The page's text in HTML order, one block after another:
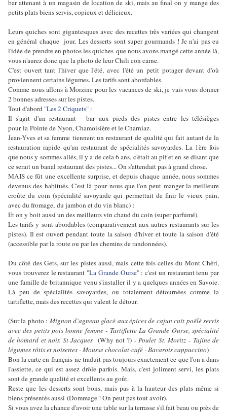
bar attenant à un magasin de location de ski, mais au final on y mange des
petits plats biens servis, copieux et délicieux.
Leurs quiches sont gigantesques avec des recettes très variées qui changent
en général chaque jour. Les desserts sont super gourmands ! Je n'ai pas eu
l'idée de prendre en photos les quiches que nous avons mangé cette année là,
vous n'aurez donc que la photo de leur Chili con carne.
C'est ouvert tant l'hiver que l'été, avec l'été un petit potager devant d'où
proviennent certains légumes. Les tarifs sont abordables.
Comme nous allons à Morzine pour les vacances de ski, je vais vous donner
2 bonnes adresses sur les pistes.
Tout d'abord "Les 2 Criquets" :
Il s'agit d'un restaurant - bar aux pieds des pistes entre les télésièges
pour la Pointe de Nyon, Chamoisière et le Charniaz.
Jean-Yves et sa femme tiennent un restaurant de qualité qui fait autant de la
restauration rapide qu'un restaurant de spécialités savoyardes. La 1ère fois
que nous y sommes allés, il y a de cela 6 ans, c'était au pif et en se disant que
ce serait un banal restaurant des pistes... On s'attendait pas à grand chose.
MAIS ce fût une excellente surprise, et depuis chaque année, nous sommes
devenus des habitués. C'est là pour nous que l'on peut manger la meilleure
croûte du coin (spécialité savoyarde qui permettait de finir le vieux pain,
avec du fromage, du jambon et du vin blanc) :
Et on y boit aussi un des meilleurs vin chaud du coin (super parfumé).
Les tarifs y sont abordables (comparativement aux autres restaurants sur les
pistes). Il est ouvert pendant toute la saison d'hiver et toute la saison d'été
(accessible par la route ou par les chemins de randonnées).
Du côté des Gets, sur les pistes aussi, mais cette fois celles du Mont Chéri,
vous trouverez le restaurant "La Grande Ourse" : c'est un restaurant tenu par
une famille de britannique venu s'installer il y a quelques années en Savoie.
Là peu de spécialités savoyardes, ou totalement détournées comme la
tartiflette, mais des recettes qui valent le détour.
(Sur la photo : Mignon d’agneau glacé aux épices de cajun cuit poêlé servis
avec des petits pois bonne femme - Tartiflette La Grande Ourse, spécialité
de homard et noix St Jacques (Why not ?) - Poulet St. Moritz - Tajine de
légumes rôtis et noisettes - Mousse chocolat-café - Bavarois cappuccino)
Bon la carte en français ne traduit pas toujours exactement ce que l'on a dans
l'assiette, ce qui est assez drôle parfois. Mais, c'est joliment servi, les plats
sont de grande qualité et excellents au goût.
Reste que les desserts sont bons, mais pas à la hauteur des plats même si
biens présentés aussi (Dommage ! On peut pas tout avoir).
Si vous avez la chance d'avoir une table sur la terrasse s'il fait beau ou près de